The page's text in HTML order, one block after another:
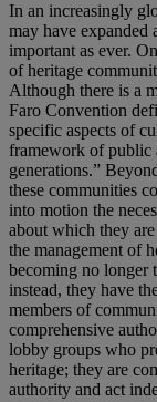
In an increasingly
may have expanded
important as ever.
of heritage
Although there is a
Faro Convention
specific aspects of
framework of public
generations.”
these communities
into motion the
about which they are
the management of
becoming no longer
instead, they have
members of
comprehensive
lobby groups who
heritage; they are
authority and act